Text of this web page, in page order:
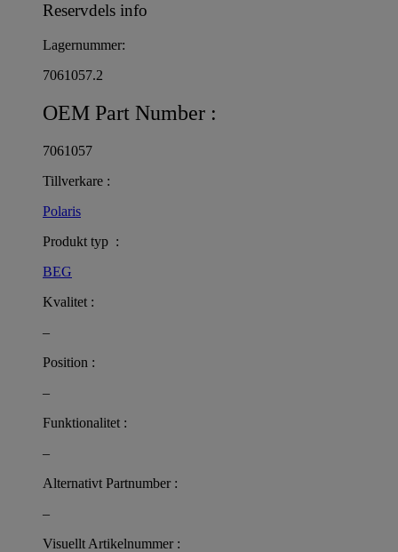
Reservdels info
Lagernummer:
7061057.2
OEM Part Number :
7061057
Tillverkare :
Polaris
Produkt typ :
BEG
Kvalitet :
–
Position :
–
Funktionalitet :
–
Alternativt Partnumber :
–
Visuellt Artikelnummer :